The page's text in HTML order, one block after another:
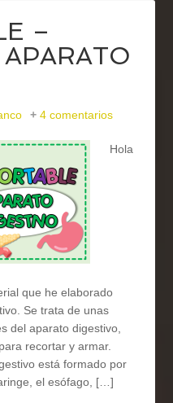
–
4 comentarios
Hola
que he elaborado
Se trata de unas
del aparato digestivo,
recortar y armar.
está formado por
el esófago, […]